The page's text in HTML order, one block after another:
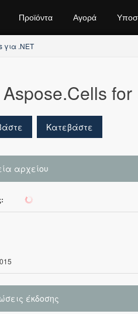
Προϊόντα Αγορά
για .NET
Aspose.Cells for
Κατεβάστε
αρχείου
761
έκδοσης